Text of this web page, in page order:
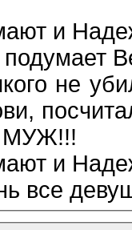
и
не
МУЖ!!!
и
все